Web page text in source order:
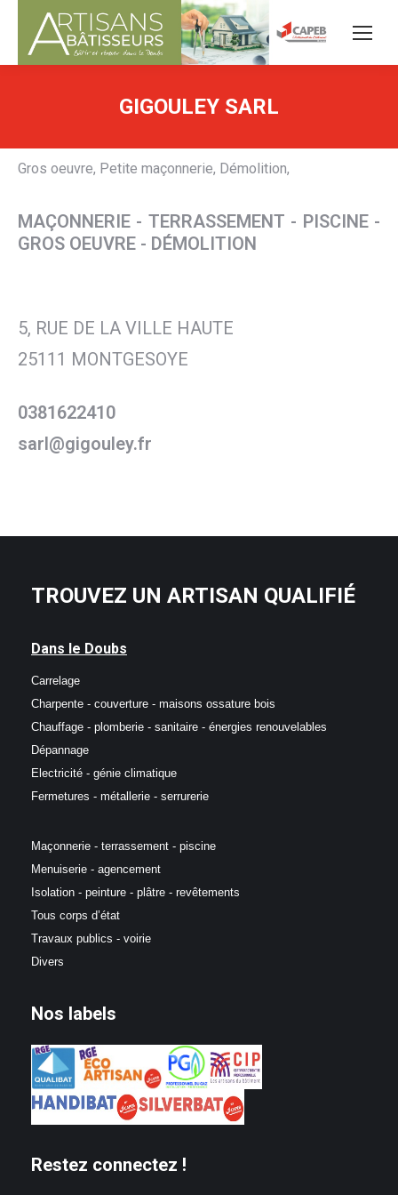
GIGOULEY SARL
Gros oeuvre, Petite maçonnerie, Démolition,
MAÇONNERIE - TERRASSEMENT - PISCINE -
GROS OEUVRE - DÉMOLITION
5, RUE DE LA VILLE HAUTE
25111 MONTGESOYE
0381622410
sarl@gigouley.fr
TROUVEZ UN ARTISAN QUALIFIÉ
Dans le Doubs
Carrelage
Charpente - couverture - maisons ossature bois
Chauffage - plomberie - sanitaire - énergies renouvelables
Dépannage
Electricité - génie climatique
Fermetures - métallerie - serrurerie
Maçonnerie - terrassement - piscine
Menuiserie - agencement
Isolation - peinture - plâtre - revêtements
Tous corps d’état
Travaux publics - voirie
Divers
Nos labels
Restez connectez !